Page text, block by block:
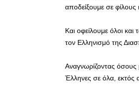
αποδείξουμε σε φίλους
Και οφείλουμε όλοι
τον Ελληνισμό της
Αναγνωρίζοντας
Έλληνες σε όλα, εκτός